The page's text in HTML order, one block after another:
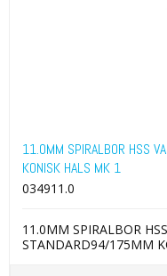
11.0MM SPIRALBOR HSS
KONISK HALS MK 1
034911.0
11.0MM SPIRALBOR
STANDARD94/175MM